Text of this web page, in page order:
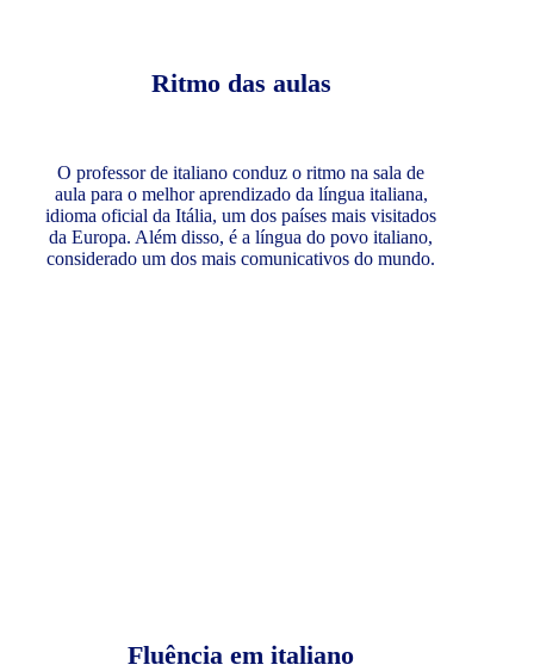
Ritmo das aulas
O professor de italiano conduz o ritmo na sala de
aula para o melhor aprendizado da língua italiana,
idioma oficial da Itália, um dos países mais visitados
da Europa. Além disso, é a língua do povo italiano,
considerado um dos mais comunicativos do mundo.
Fluência em italiano